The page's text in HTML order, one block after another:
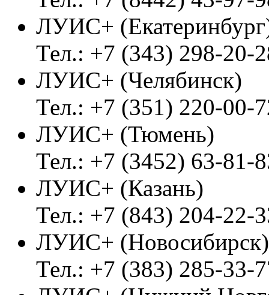
ЛУИС+
Тел.: +7 (343) 298-20-
ЛУИС+ (Челябинск)
Тел.: +7 (351) 220-00-
ЛУИС+ (Тюмень)
Тел.: +7 (3452) 63-81-
ЛУИС+ (Казань)
Тел.: +7 (843) 204-22-
ЛУИС+ (Новосибирск)
Тел.: +7 (383) 285-33-